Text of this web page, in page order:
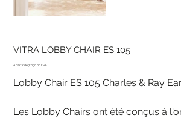
VITRA LOBBY CHAIR ES 105
Prix 7'090.00 CHF
Lobby Chair ES 105 Charles & Ray
Les Lobby Chairs ont été conçus à